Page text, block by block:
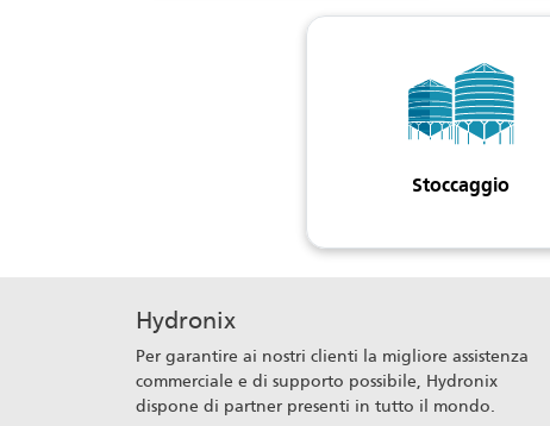
Stoccaggio
Hydronix
Per garantire ai nostri clienti la migliore assistenza
commerciale e di supporto possibile, Hydronix
dispone di partner presenti in tutto il mondo.